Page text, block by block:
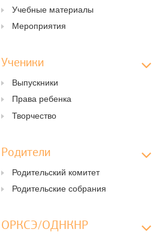
Учебные материалы
Мероприятия
Ученики
Выпускники
Права ребенка
Творчество
Родители
Родительский комитет
Родительские собрания
ОРКСЭ/ОДНКНР